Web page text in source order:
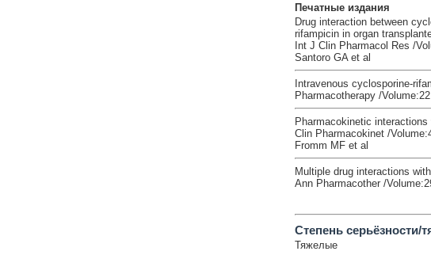
Печатные издания
Drug interaction between
rifampicin in organ
Int J Clin Pharmacol Res /
Santoro GA et al
Intravenous cyclosporine-
Pharmacotherapy /
Pharmacokinetic
Clin Pharmacokinet /
Fromm MF et al
Multiple drug interactions
Ann Pharmacother /
Cтепень серьёзности/
Тяжелые